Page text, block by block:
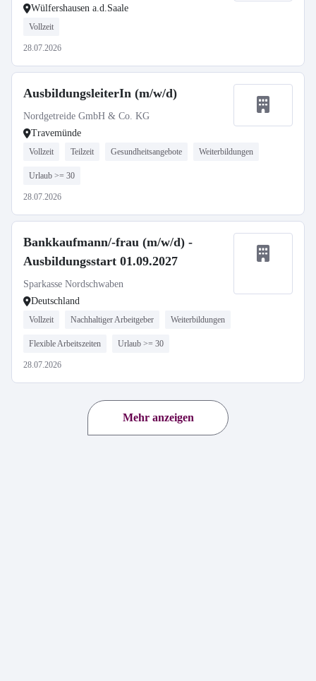
Wülfershausen a.d.Saale
Vollzeit
28.07.2026
AusbildungsleiterIn (m/w/d)
Nordgetreide GmbH & Co. KG
Travemünde
Vollzeit Teilzeit Gesundheitsangebote Weiterbildungen
Urlaub >= 30
28.07.2026
Bankkaufmann/-frau (m/w/d) -
Ausbildungsstart 01.09.2027
Sparkasse Nordschwaben
Deutschland
Vollzeit Nachhaltiger Arbeitgeber Weiterbildungen
Flexible Arbeitszeiten Urlaub >= 30
28.07.2026
Mehr anzeigen